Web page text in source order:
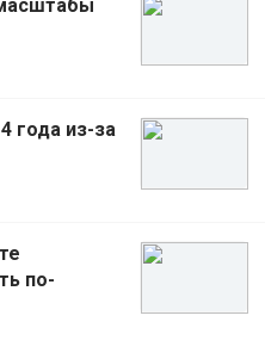
года из-за
по-